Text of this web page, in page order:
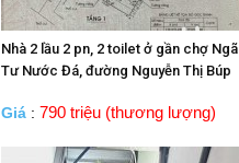
Nhà 2 lầu 2 pn, 2 toilet ở gần chợ Ngã
Tư Nước Đá, đường Nguyễn Thị Búp
Giá : 790 triệu (thương lượng)